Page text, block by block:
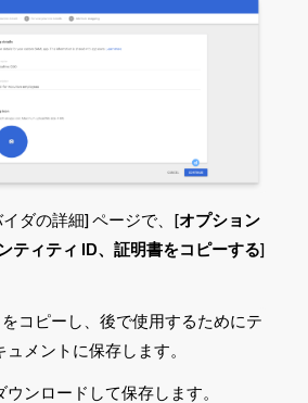
ダの詳細] ページで、[オプション
ティティ ID、証明書をコピーする]
をコピーし、後で使用するためにテ
ュメントに保存します。
ウンロードして保存します。